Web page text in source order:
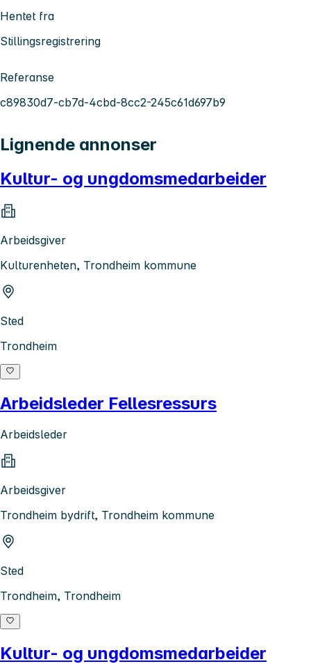
Hentet fra
Stillingsregistrering
Referanse
c89830d7-cb7d-4cbd-8cc2-245c61d697b9
Lignende annonser
Kultur- og ungdomsmedarbeider
Arbeidsgiver
Kulturenheten, Trondheim kommune
Sted
Trondheim
Arbeidsleder Fellesressurs
Arbeidsleder
Arbeidsgiver
Trondheim bydrift, Trondheim kommune
Sted
Trondheim, Trondheim
Kultur- og ungdomsmedarbeider